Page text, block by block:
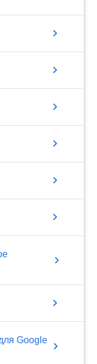
chevron_right
chevron_right
chevron_right
chevron_right
chevron_right
chevron_right
chevron_right
chevron_right
Google
chevron_right